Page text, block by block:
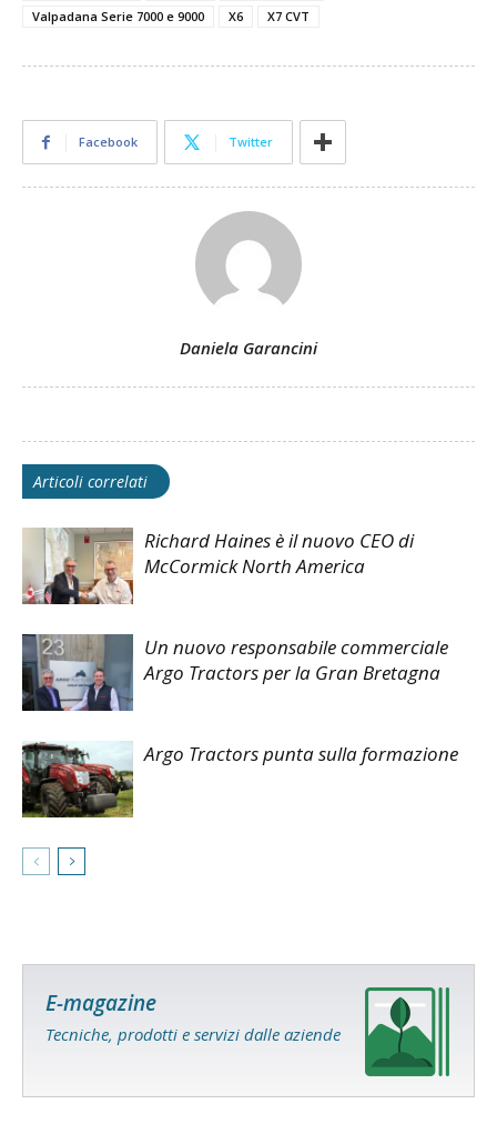
Valpadana Serie 7000 e 9000
X6 X7 CVT
Facebook Twitter
Daniela Garancini
Articoli correlati
Richard Haines è il nuovo CEO di
McCormick North America
Un nuovo responsabile commerciale
Argo Tractors per la Gran Bretagna
Argo Tractors punta sulla formazione
E-magazine
Tecniche, prodotti e servizi dalle aziende